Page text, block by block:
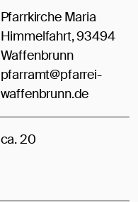
Pfarrkirche Maria
Himmelfahrt, 93494
Waffenbrunn
pfarramt@pfarrei-
waffenbrunn.de
ca. 20